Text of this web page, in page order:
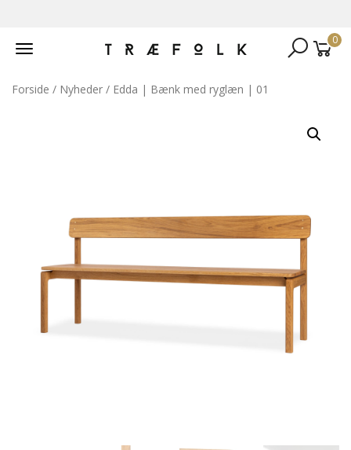
Toggle
0
Forside / Nyheder / Edda | Bænk med ryglæn | 01